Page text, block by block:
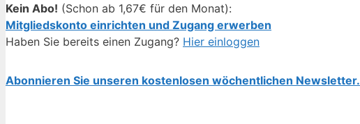
Kein Abo! (Schon ab 1,67€ für den Monat):
Mitgliedskonto einrichten und Zugang erwerben
Haben Sie bereits einen Zugang? Hier einloggen
Abonnieren Sie unseren kostenlosen wöchentlichen Newsletter.